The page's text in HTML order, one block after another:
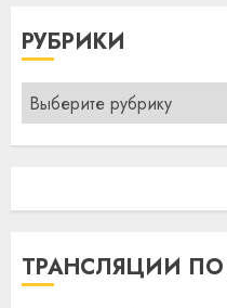
РУБРИКИ
Рубрики
ТРАНСЛЯЦИИ